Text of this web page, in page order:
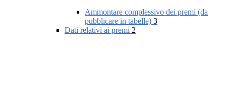
Ammontare complessivo dei premi (da
pubblicare in tabelle) 3
Dati relativi ai premi 2